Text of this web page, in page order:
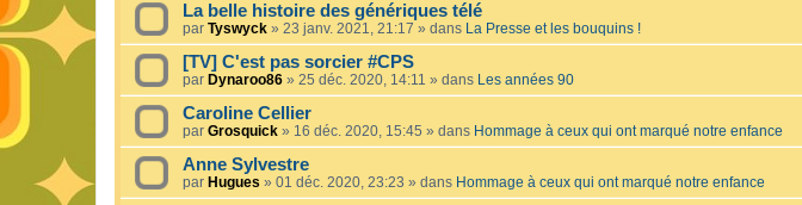
La belle histoire des génériques télé
par Tyswyck » 23 janv. 2021, 21:17 » dans La Presse et les bouquins !
[TV] C'est pas sorcier #CPS
par Dynaroo86 » 25 déc. 2020, 14:11 » dans Les années 90
Caroline Cellier
par Grosquick » 16 déc. 2020, 15:45 » dans Hommage à ceux qui ont marqué notre enfance
Anne Sylvestre
par Hugues » 01 déc. 2020, 23:23 » dans Hommage à ceux qui ont marqué notre enfance